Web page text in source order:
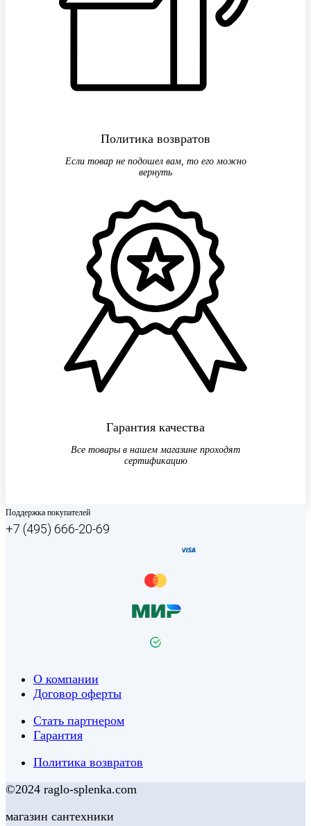
Политика возвратов
Если товар не подошел вам, то его можно
вернуть
Гарантия качества
Все товары в нашем магазине проходят
сертификацию
Поддержка покупателей
+7 (495) 666-20-69
О компании
Договор оферты
Стать партнером
Гарантия
Политика возвратов
©2024 raglo-splenka.com
магазин сантехники